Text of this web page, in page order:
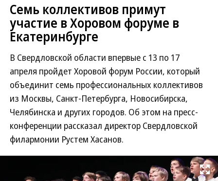
Семь коллективов примут
участие в Хоровом форуме в
Екатеринбурге
В Свердловской области впервые с 13 по 17
апреля пройдет Хоровой форум России, который
объединит семь профессиональных коллективов
из Москвы, Санкт-Петербурга, Новосибирска,
Челябинска и других городов. Об этом на пресс-
конференции рассказал директор Свердловской
филармонии Рустем Хасанов.
Развернуть